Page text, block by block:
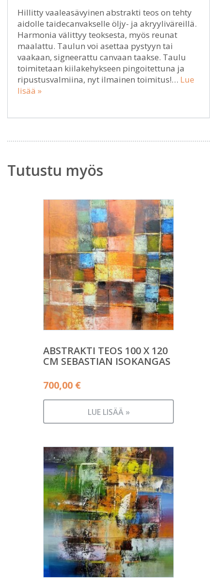
Hillitty vaaleasävyinen abstrakti teos on tehty
aidolle taidecanvakselle öljy- ja akryyliväreillä.
Harmonia välittyy teoksesta, myös reunat
maalattu. Taulun voi asettaa pystyyn tai
vaakaan, signeerattu canvaan taakse. Taulu
toimitetaan kiilakehykseen pingoitettuna ja
ripustusvalmiina, nyt ilmainen toimitus!… Lue
lisää »
Tutustu myös
ABSTRAKTI TEOS 100 X 120
CM SEBASTIAN ISOKANGAS
700,00 €
LUE LISÄÄ »